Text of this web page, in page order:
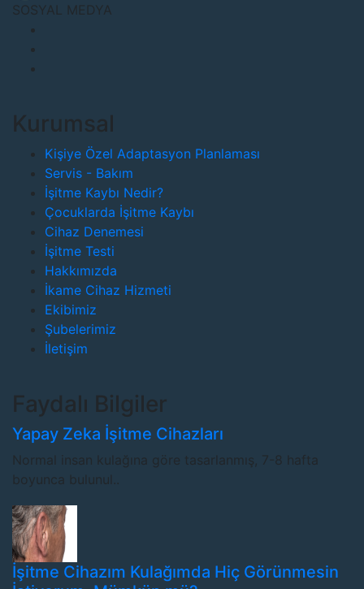
SOSYAL MEDYA
Kurumsal
Kişiye Özel Adaptasyon Planlaması
Servis - Bakım
İşitme Kaybı Nedir?
Çocuklarda İşitme Kaybı
Cihaz Denemesi
İşitme Testi
Hakkımızda
İkame Cihaz Hizmeti
Ekibimiz
Şubelerimiz
İletişim
Faydalı Bilgiler
Yapay Zeka İşitme Cihazları
Normal insan kulağına göre tasarlanmış, 7-8 hafta
boyunca bulunul..
İşitme Cihazım Kulağımda Hiç Görünmesin